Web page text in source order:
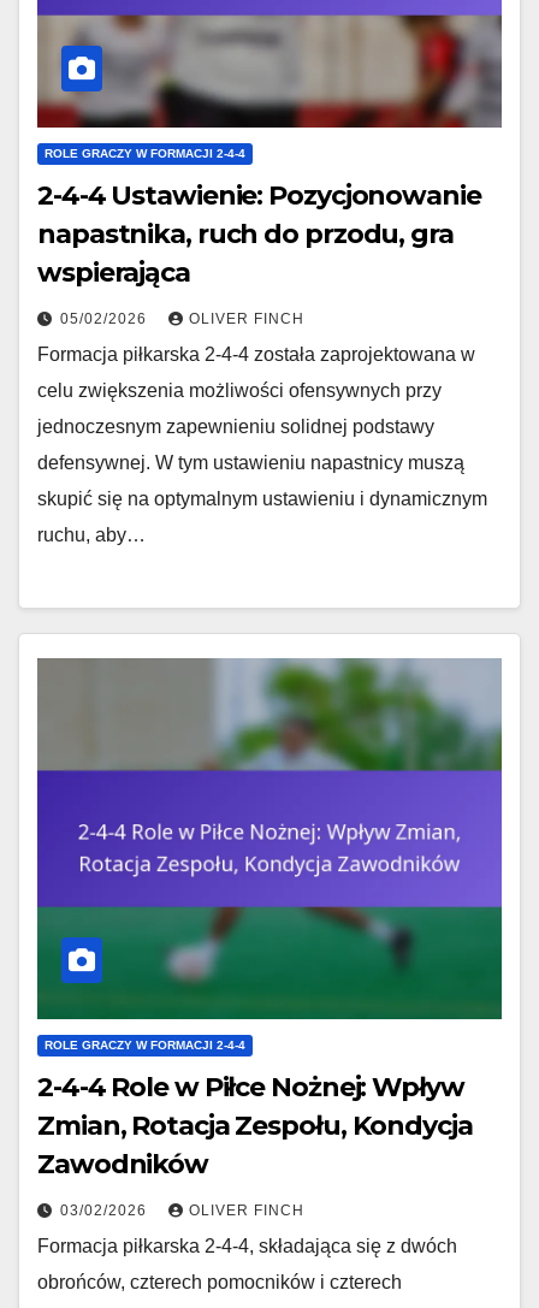
ROLE GRACZY W FORMACJI 2-4-4
2-4-4 Ustawienie: Pozycjonowanie
napastnika, ruch do przodu, gra
wspierająca
05/02/2026 OLIVER FINCH
Formacja piłkarska 2-4-4 została zaprojektowana w
celu zwiększenia możliwości ofensywnych przy
jednoczesnym zapewnieniu solidnej podstawy
defensywnej. W tym ustawieniu napastnicy muszą
skupić się na optymalnym ustawieniu i dynamicznym
ruchu, aby…
ROLE GRACZY W FORMACJI 2-4-4
2-4-4 Role w Piłce Nożnej: Wpływ
Zmian, Rotacja Zespołu, Kondycja
Zawodników
03/02/2026 OLIVER FINCH
Formacja piłkarska 2-4-4, składająca się z dwóch
obrońców, czterech pomocników i czterech